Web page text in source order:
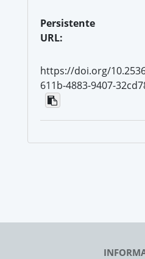
Persistente
URL:
https://doi.org/
611b-4883-9407-